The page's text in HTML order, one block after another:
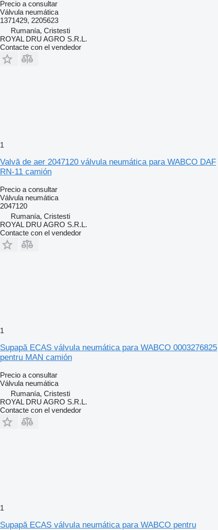
Precio a consultar
Válvula neumática
1371429, 2205623
Rumanía, Cristesti
ROYAL DRU AGRO S.R.L.
Contacte con el vendedor
1
Valvă de aer 2047120 válvula neumática para WABCO DAF
RN-11 camión
Precio a consultar
Válvula neumática
2047120
Rumanía, Cristesti
ROYAL DRU AGRO S.R.L.
Contacte con el vendedor
1
Supapă ECAS válvula neumática para WABCO 0003276825
pentru MAN camión
Precio a consultar
Válvula neumática
Rumanía, Cristesti
ROYAL DRU AGRO S.R.L.
Contacte con el vendedor
1
Supapă ECAS válvula neumática para WABCO pentru